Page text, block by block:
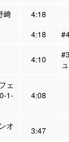
﨑
4:18
4:18
4:10
ェ
1-
4:08
オ
3:47